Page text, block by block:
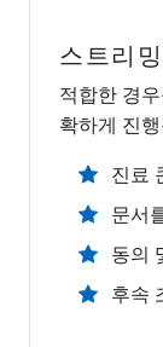
스트리
적합한 경
확하게 진
진료
문서
동의
후속